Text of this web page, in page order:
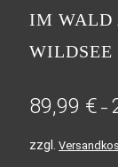
IM WALD
WILDSEE
89,99 € –
zzgl.